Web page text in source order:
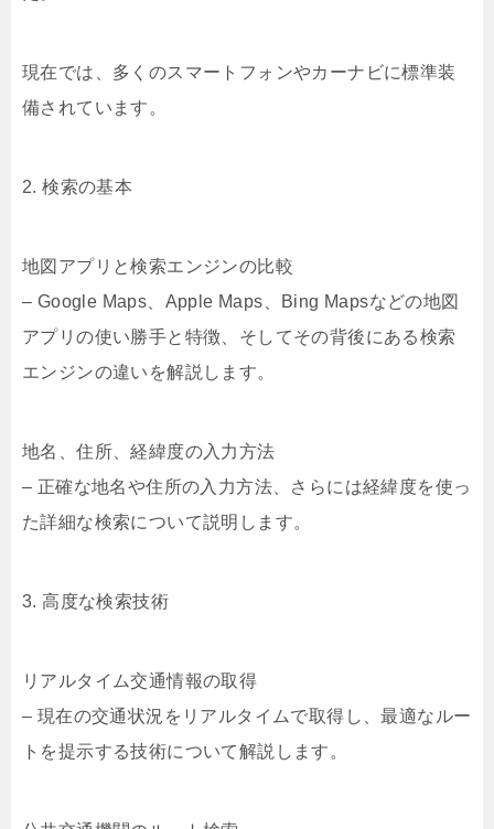
現在では、多くのスマートフォンやカーナビに標準装
備されています。
2. 検索の基本
地図アプリと検索エンジンの比較
– Google Maps、Apple Maps、Bing Mapsなどの地図
アプリの使い勝手と特徴、そしてその背後にある検索
エンジンの違いを解説します。
地名、住所、経緯度の入力方法
– 正確な地名や住所の入力方法、さらには経緯度を使っ
た詳細な検索について説明します。
3. 高度な検索技術
リアルタイム交通情報の取得
– 現在の交通状況をリアルタイムで取得し、最適なルー
トを提示する技術について解説します。